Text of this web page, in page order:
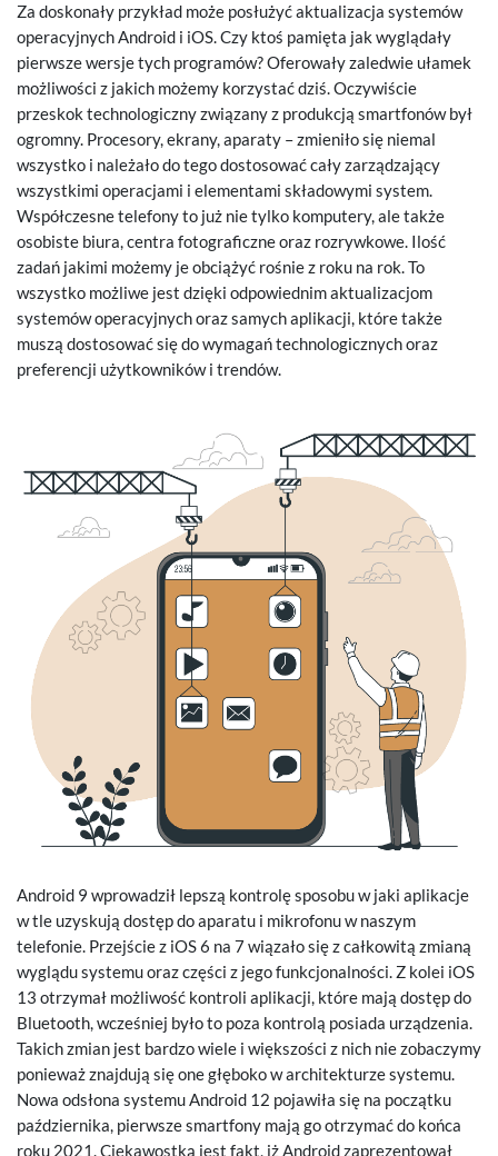
Za doskonały przykład może posłużyć aktualizacja systemów
operacyjnych Android i iOS. Czy ktoś pamięta jak wyglądały
pierwsze wersje tych programów? Oferowały zaledwie ułamek
możliwości z jakich możemy korzystać dziś. Oczywiście
przeskok technologiczny związany z produkcją smartfonów był
ogromny. Procesory, ekrany, aparaty – zmieniło się niemal
wszystko i należało do tego dostosować cały zarządzający
wszystkimi operacjami i elementami składowymi system.
Współczesne telefony to już nie tylko komputery, ale także
osobiste biura, centra fotograficzne oraz rozrywkowe. Ilość
zadań jakimi możemy je obciążyć rośnie z roku na rok. To
wszystko możliwe jest dzięki odpowiednim aktualizacjom
systemów operacyjnych oraz samych aplikacji, które także
muszą dostosować się do wymagań technologicznych oraz
preferencji użytkowników i trendów.
Android 9 wprowadził lepszą kontrolę sposobu w jaki aplikacje
w tle uzyskują dostęp do aparatu i mikrofonu w naszym
telefonie. Przejście z iOS 6 na 7 wiązało się z całkowitą zmianą
wyglądu systemu oraz części z jego funkcjonalności. Z kolei iOS
13 otrzymał możliwość kontroli aplikacji, które mają dostęp do
Bluetooth, wcześniej było to poza kontrolą posiada urządzenia.
Takich zmian jest bardzo wiele i większości z nich nie zobaczymy
ponieważ znajdują się one głęboko w architekturze systemu.
Nowa odsłona systemu Android 12 pojawiła się na początku
października, pierwsze smartfony mają go otrzymać do końca
roku 2021. Ciekawostką jest fakt, iż Android zaprezentował